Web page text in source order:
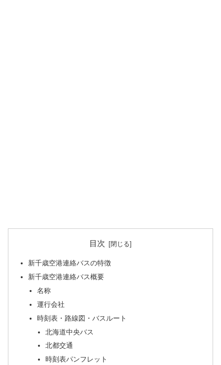
目次
新千歳空港連絡バスの特徴
新千歳空港連絡バス概要
名称
運行会社
時刻表・路線図・バスルート
北海道中央バス
北都交通
時刻表パンフレット